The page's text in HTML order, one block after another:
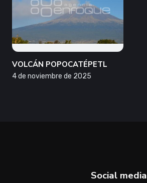
VOLCÁN POPOCATÉPETL
4 de noviembre de 2025
Social media